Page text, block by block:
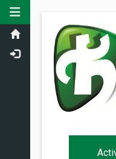
Toggle navigation